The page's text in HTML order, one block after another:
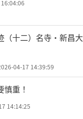
（十二）名寺·新昌大
04-17 14:39:59
重 ！
14:14:25